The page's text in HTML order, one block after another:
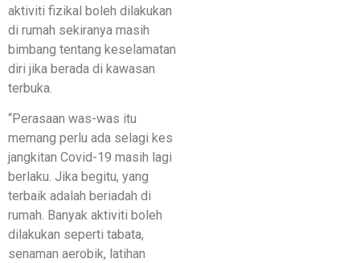
aktiviti fizikal boleh dilakukan
di rumah sekiranya masih
bimbang tentang keselamatan
diri jika berada di kawasan
terbuka.
“Perasaan was-was itu
memang perlu ada selagi kes
jangkitan Covid-19 masih lagi
berlaku. Jika begitu, yang
terbaik adalah beriadah di
rumah. Banyak aktiviti boleh
dilakukan seperti tabata,
senaman aerobik, latihan